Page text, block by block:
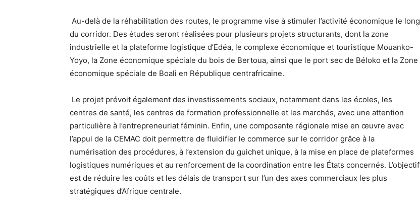
Au-delà de la réhabilitation des routes, le programme vise à stimuler l’activité économique le long
du corridor. Des études seront réalisées pour plusieurs projets structurants, dont la zone
industrielle et la plateforme logistique d’Edéa, le complexe économique et touristique Mouanko-
Yoyo, la Zone économique spéciale du bois de Bertoua, ainsi que le port sec de Béloko et la Zone
économique spéciale de Boali en République centrafricaine.
Le projet prévoit également des investissements sociaux, notamment dans les écoles, les
centres de santé, les centres de formation professionnelle et les marchés, avec une attention
particulière à l’entrepreneuriat féminin. Enfin, une composante régionale mise en œuvre avec
l’appui de la CEMAC doit permettre de fluidifier le commerce sur le corridor grâce à la
numérisation des procédures, à l’extension du guichet unique, à la mise en place de plateformes
logistiques numériques et au renforcement de la coordination entre les États concernés. L’objectif
est de réduire les coûts et les délais de transport sur l’un des axes commerciaux les plus
stratégiques d’Afrique centrale.